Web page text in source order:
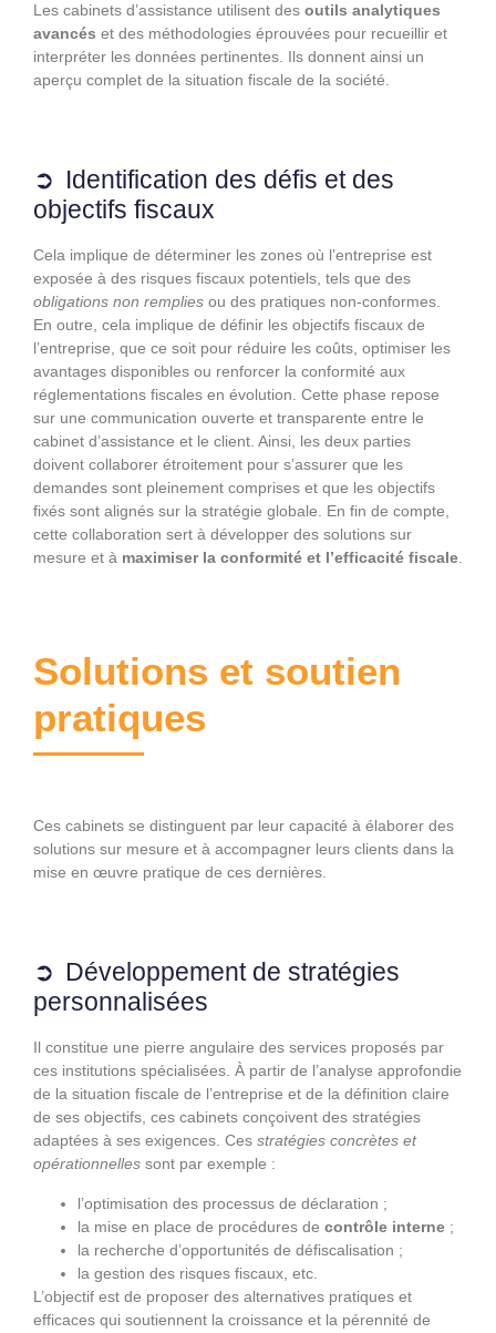
Les cabinets d’assistance utilisent des outils analytiques
avancés et des méthodologies éprouvées pour recueillir et
interpréter les données pertinentes. Ils donnent ainsi un
aperçu complet de la situation fiscale de la société.
Identification des défis et des
objectifs fiscaux
Cela implique de déterminer les zones où l’entreprise est
exposée à des risques fiscaux potentiels, tels que des
obligations non remplies ou des pratiques non-conformes.
En outre, cela implique de définir les objectifs fiscaux de
l’entreprise, que ce soit pour réduire les coûts, optimiser les
avantages disponibles ou renforcer la conformité aux
réglementations fiscales en évolution. Cette phase repose
sur une communication ouverte et transparente entre le
cabinet d’assistance et le client. Ainsi, les deux parties
doivent collaborer étroitement pour s’assurer que les
demandes sont pleinement comprises et que les objectifs
fixés sont alignés sur la stratégie globale. En fin de compte,
cette collaboration sert à développer des solutions sur
mesure et à maximiser la conformité et l’efficacité fiscale
Solutions et soutien
pratiques
Ces cabinets se distinguent par leur capacité à élaborer des
solutions sur mesure et à accompagner leurs clients dans la
mise en œuvre pratique de ces dernières.
Développement de stratégies
personnalisées
Il constitue une pierre angulaire des services proposés par
ces institutions spécialisées. À partir de l’analyse approfondie
de la situation fiscale de l’entreprise et de la définition claire
de ses objectifs, ces cabinets conçoivent des stratégies
adaptées à ses exigences. Ces stratégies concrètes et
opérationnelles sont par exemple :
l’optimisation des processus de déclaration ;
la mise en place de procédures de contrôle interne ;
la recherche d’opportunités de défiscalisation ;
la gestion des risques fiscaux, etc.
L’objectif est de proposer des alternatives pratiques et
efficaces qui soutiennent la croissance et la pérennité de